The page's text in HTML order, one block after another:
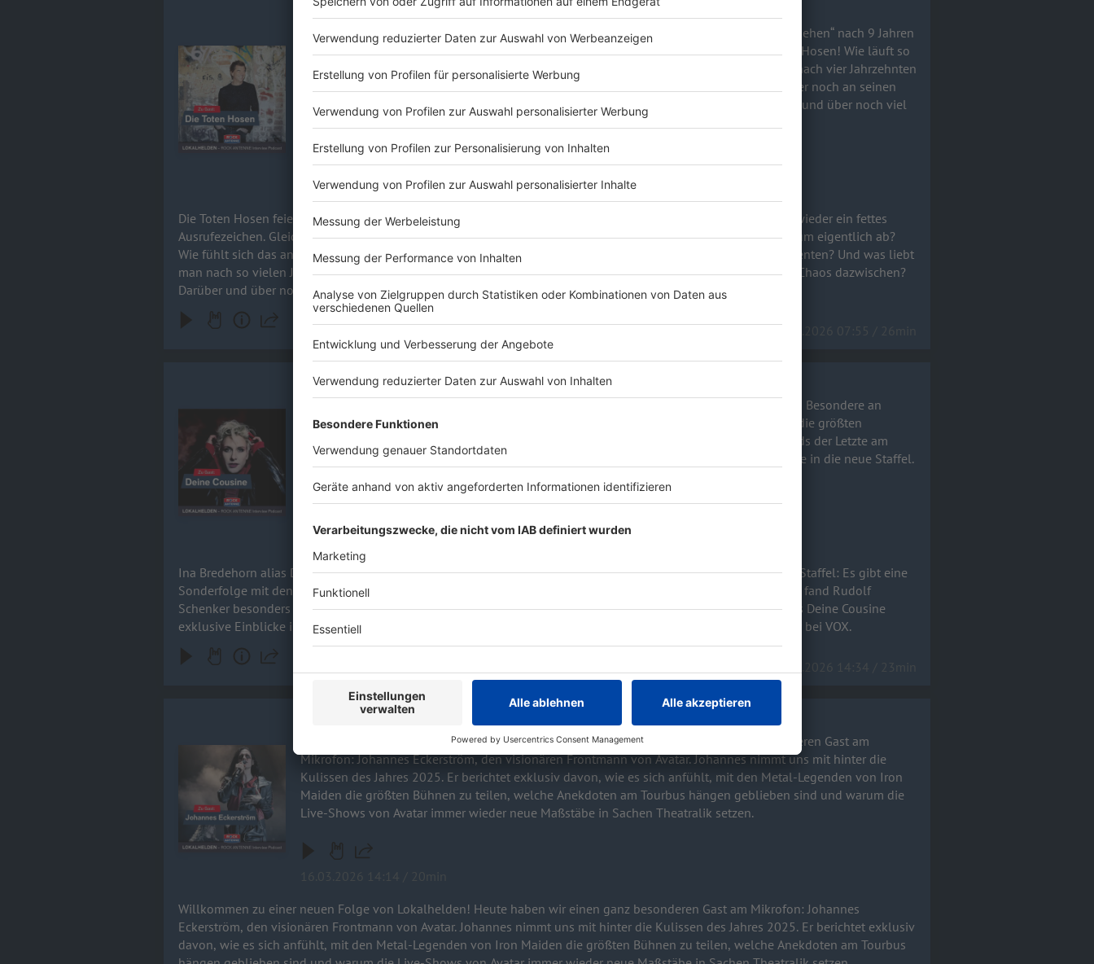
Audiotitel - Campino / DIE TOTEN HOSEN
Campino / DIE TOTEN HOSEN
Die Toten Hosen feiern 44 Jahre Bandgeschichte – und setzen mit „Trink aus! Wir müssen gehen“ nach 9 Jahren
wieder ein fettes Ausrufezeichen. Gleichzeitig ist es aber auch: das letzte Studioalbum der Hosen! Wie läuft so
ein Abschieds-Album eigentlich ab? Wie fühlt sich das an, wenn eine Ära zu Ende geht – nach vier Jahrzehnten
Lärm, Schweiß und Gänsehaut-Momenten? Und was liebt man nach so vielen Jahren immer noch an seinen
Bandkollegen – trotz Tour-Stress, Studio-Nächten und allem Chaos dazwischen? Darüber und über noch viel
mehr spricht Campino im exklusiven ROCK ANTENNE Lokalhelden-Interview!a
20.05.2026 07:55 / 26min
Die Toten Hosen feiern 44 Jahre Bandgeschichte – und setzen mit „Trink aus! Wir müssen gehen“ nach 9 Jahren wieder ein fettes
Ausrufezeichen. Gleichzeitig ist es aber auch: das letzte Studioalbum der Hosen! Wie läuft so ein Abschieds-Album eigentlich ab?
Wie fühlt sich das an, wenn eine Ära zu Ende geht – nach vier Jahrzehnten Lärm, Schweiß und Gänsehaut-Momenten? Und was liebt
man nach so vielen Jahren immer noch an seinen Bandkollegen – trotz Tour-Stress, Studio-Nächten und allem Chaos dazwischen?
Darüber und über noch viel mehr spricht Campino im exklusiven ROCK ANTENNE Lokalhelden-Interview!a
20.05.2026 07:55 / 26min
Audiotitel - Ina Bredehorn / DEINE COUSINE
Ina Bredehorn / DEINE COUSINE
Ina Bredehorn alias Deine Cousine ist bei der neuen Staffel "Sing meinen Song" dabei! Das Besondere an
dieser Staffel: Es gibt eine Sonderfolge mit den Scorpions als Special-Guests! Was waren die größten
Herausforderungen? Welchen Auftritt fand Rudolf Schenker besonders gut? Wer war abends der Letzte am
Tresen? Im ROCK ANTENNE Hamburg Interview gibt uns Deine Cousine exklusive Einblicke in die neue Staffel.
15.04.2026 14:34 / 23min
Ina Bredehorn alias Deine Cousine ist bei der neuen Staffel "Sing meinen Song" dabei! Das Besondere an dieser Staffel: Es gibt eine
Sonderfolge mit den Scorpions als Special-Guests! Was waren die größten Herausforderungen? Welchen Auftritt fand Rudolf
Schenker besonders gut? Wer war abends der Letzte am Tresen? Im ROCK ANTENNE Hamburg Interview gibt uns Deine Cousine
exklusive Einblicke in die neue Staffel. Sing meinen Song - Das Tauschkonzert startet am 14. April um 20:15 Uhr bei VOX.
Audiotitel - Johannes Eckerström / Avatar
Willkommen zu einer neuen Folge von Lokalhelden! Heute haben wir einen ganz besonderen Gast am
Mikrofon: Johannes Eckerström, den visionären Frontmann von Avatar. Johannes nimmt uns mit hinter die
Kulissen des Jahres 2025. Er berichtet exklusiv davon, wie es sich anfühlt, mit den Metal-Legenden von Iron
Maiden die größten Bühnen zu teilen, welche Anekdoten am Tourbus hängen geblieben sind und warum die
Live-Shows von Avatar immer wieder neue Maßstäbe in Sachen Theatralik setzen.
Willkommen zu einer neuen Folge von Lokalhelden! Heute haben wir einen ganz besonderen Gast am Mikrofon: Johannes
Eckerström, den visionären Frontmann von Avatar. Johannes nimmt uns mit hinter die Kulissen des Jahres 2025. Er berichtet exklusiv
davon, wie es sich anfühlt, mit den Metal-Legenden von Iron Maiden die größten Bühnen zu teilen, welche Anekdoten am Tourbus